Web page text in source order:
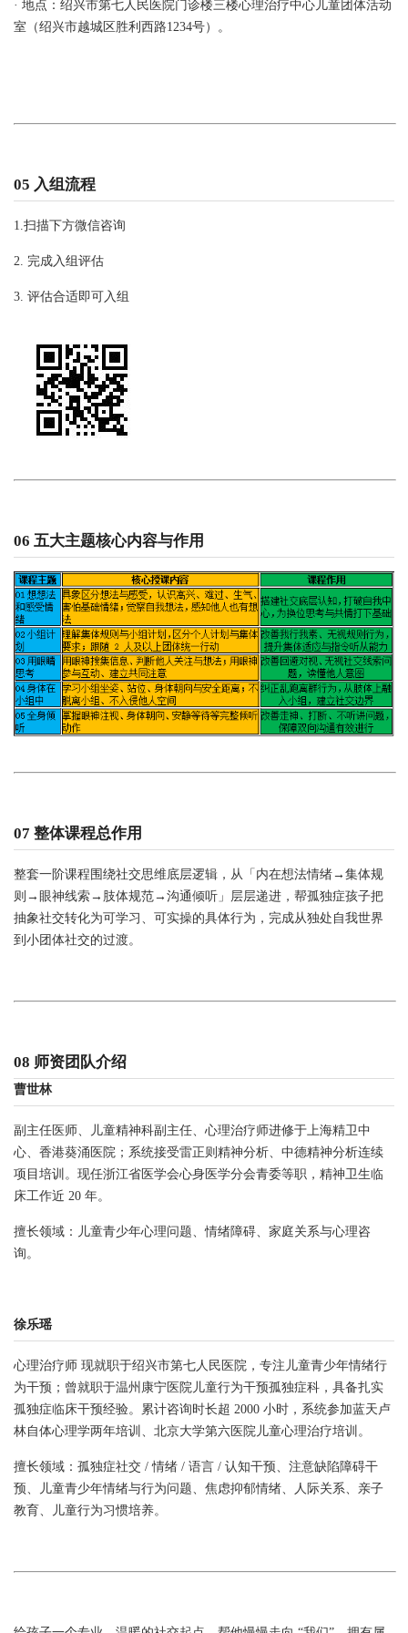
· 地点：绍兴市第七人民医院门诊楼三楼心理治疗中心儿童团体活动
室（绍兴市越城区胜利西路1234号）。
05 入组流程
1.扫描下方微信咨询
2. 完成入组评估
3. 评估合适即可入组
06 五大主题核心内容与作用
07 整体课程总作用
整套一阶课程围绕社交思维底层逻辑，从「内在想法情绪→集体规
则→眼神线索→肢体规范→沟通倾听」层层递进，帮孤独症孩子把
抽象社交转化为可学习、可实操的具体行为，完成从独处自我世界
到小团体社交的过渡。
08 师资团队介绍
曹世林
副主任医师、儿童精神科副主任、心理治疗师进修于上海精卫中
心、香港葵涌医院；系统接受雷正则精神分析、中德精神分析连续
项目培训。现任浙江省医学会心身医学分会青委等职，精神卫生临
床工作近 20 年。
擅长领域：儿童青少年心理问题、情绪障碍、家庭关系与心理咨
询。
徐乐瑶
心理治疗师 现就职于绍兴市第七人民医院，专注儿童青少年情绪行
为干预；曾就职于温州康宁医院儿童行为干预孤独症科，具备扎实
孤独症临床干预经验。累计咨询时长超 2000 小时，系统参加蓝天卢
林自体心理学两年培训、北京大学第六医院儿童心理治疗培训。
擅长领域：孤独症社交 / 情绪 / 语言 / 认知干预、注意缺陷障碍干
预、儿童青少年情绪与行为问题、焦虑抑郁情绪、人际关系、亲子
教育、儿童行为习惯培养。